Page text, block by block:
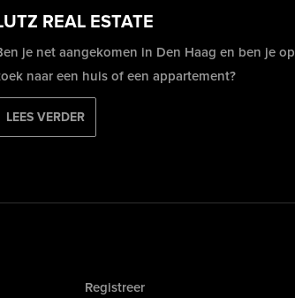
REAL ESTATE
je net aangekomen in Den Haag en ben je op
naar een huis of een appartement?
LEES VERDER
Registreer